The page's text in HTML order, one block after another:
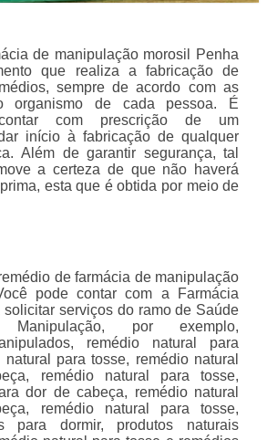
de manipulação morosil Penha
que realiza a fabricação de
sempre de acordo com as
organismo de cada pessoa. É
contar com prescrição de um
início à fabricação de qualquer
Além de garantir segurança, tal
a certeza de que não haverá
esta que é obtida por meio de
de farmácia de manipulação
pode contar com a Farmácia
solicitar serviços do ramo de Saúde
por exemplo,
remédio natural para
natural para tosse, remédio natural
remédio natural para tosse,
dor de cabeça, remédio natural
remédio natural para tosse,
para dormir, produtos naturais